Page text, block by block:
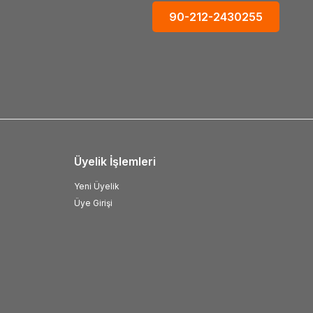
90-212-2430255
Üyelik İşlemleri
Yeni Üyelik
Üye Girişi